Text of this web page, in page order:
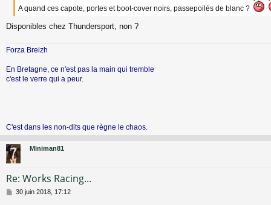
A quand ces capote, portes et boot-cover noirs, passepoilés de blanc ?
Disponibles chez Thundersport, non ?
Forza Breizh
En Bretagne, ce n'est pas la main qui tremble
c'est le verre qui a peur.
C'est dans les non-dits que règne le chaos.
Miniman81
Re: Works Racing...
M
30 juin 2018, 17:12